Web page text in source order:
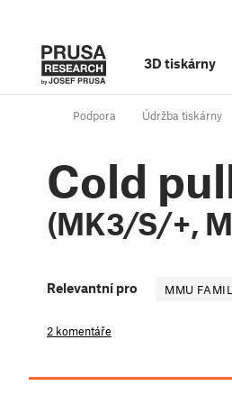
3D tiskárny
Podpora Údržba tiskárny
Cold
(MK3/S/+,
Relevantní pro MMU
2 komentáře